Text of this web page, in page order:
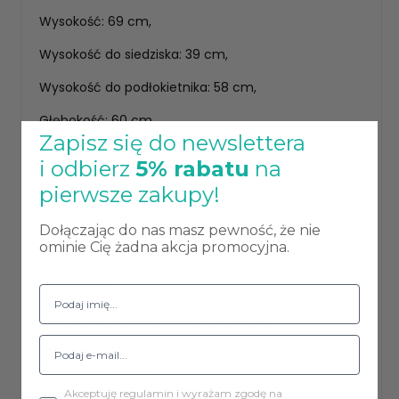
Wysokość: 69 cm,
Wysokość do siedziska: 39 cm,
Wysokość do podłokietnika: 58 cm,
Głębokość: 60 cm,
Głębokość siedziska: 41 cm,
Szerokość: 73 cm,
Szerokość siedziska: 42 cm,
Wysokość oparcia: 34 cm,
Waga: 12 kg,
Maksymalna waga obciążenia: 120 kg.
Fotele wysyłane są w całości. Tylko nóżki należy
wkręcić do fotela.
Zapisz się do newslettera
i odbierz 5% rabatu na
pierwsze zakupy!
Dołączając do nas masz pewność, że nie
ominie Cię żadna akcja promocyjna.
Akceptuję regulamin i wyrażam zgodę na